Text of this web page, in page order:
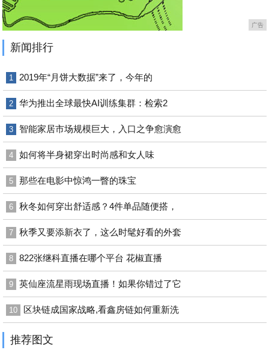
广告
新闻排行
1 2019年“月饼大数据”来了，今年的
2 华为推出全球最快AI训练集群：检索2
3 智能家居市场规模巨大，入口之争愈演愈
4 如何将半身裙穿出时尚感和女人味
5 那些在电影中惊鸿一瞥的珠宝
6 秋冬如何穿出舒适感？4件单品随便搭，
7 秋季又要添新衣了，这么时髦好看的外套
8 822张继科直播在哪个平台 花椒直播
9 英仙座流星雨现场直播！如果你错过了它
10 区块链成国家战略,看鑫房链如何重新洗
推荐图文